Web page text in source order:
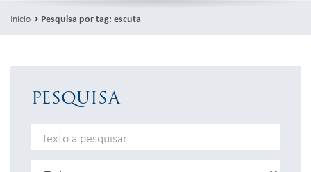
Início Pesquisa por tag: escuta
PESQUISA